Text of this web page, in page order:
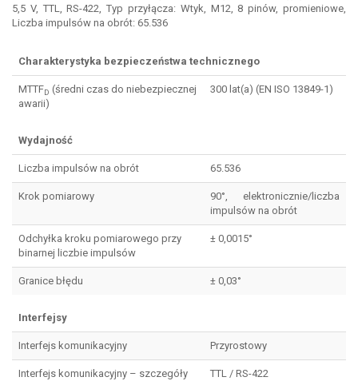
5,5 V, TTL, RS-422, Typ przyłącza: Wtyk, M12, 8 pinów, promieniowe,
Liczba impulsów na obrót: 65.536
Charakterystyka bezpieczeństwa technicznego
MTTFD (średni czas do niebezpiecznej
awarii)
300 lat(a) (EN ISO 13849-1)
Wydajność
Liczba impulsów na obrót 65.536
Krok pomiarowy
90°, elektronicznie/liczba
impulsów na obrót
Odchyłka kroku pomiarowego przy
binarnej liczbie impulsów
± 0,0015°
Granice błędu ± 0,03°
Interfejsy
Interfejs komunikacyjny Przyrostowy
Interfejs komunikacyjny – szczegóły TTL / RS-422